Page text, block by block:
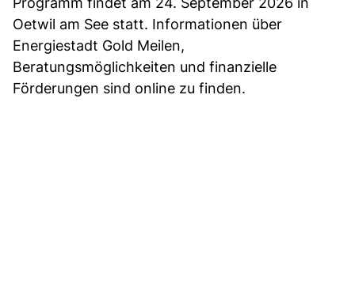
Oetwil am See statt. Informationen über
Energiestadt Gold Meilen,
Beratungsmöglichkeiten und finanzielle
Förderungen sind online zu finden.